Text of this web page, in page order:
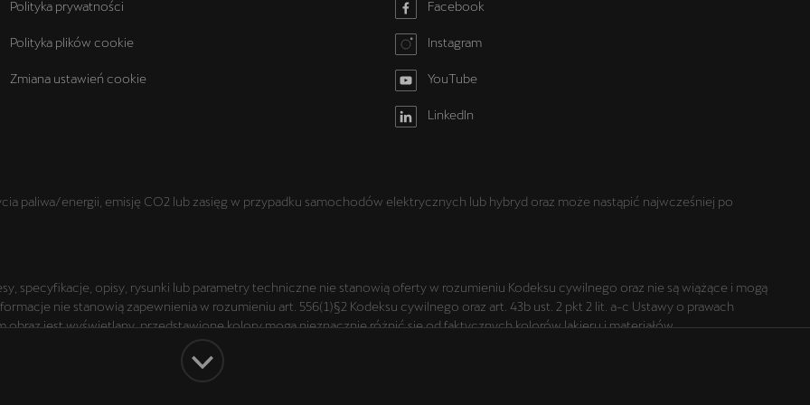
Polityka prywatności
Polityka plików cookie
Zmiana ustawień cookie
Facebook
Instagram
YouTube
LinkedIn
paliwa/energii, emisję CO2 lub zasięg w przypadku samochodów elektrycznych lub hybryd oraz może nastąpić najwcześniej po
specyfikacje, opisy, rysunki lub parametry techniczne nie stanowią oferty w rozumieniu Kodeksu cywilnego oraz nie są wiążące i mogą
nie stanowią zapewnienia w rozumieniu art. 556(1)§2 Kodeksu cywilnego oraz art. 43b ust. 2 pkt 2 lit. a-c Ustawy o prawach
obraz jest wyświetlany, przedstawione kolory mogą nieznacznie różnić się od faktycznych kolorów lakieru i materiałów.
wersjach. Przedstawione detale wyposażenia mogą różnić się od specyfikacji przewidzianej na rynek polski.
za dopłatą. Wiążące ustalenie ceny, wyposażenia i specyfikacji pojazdu następują w umowie sprzedaży, a określenie